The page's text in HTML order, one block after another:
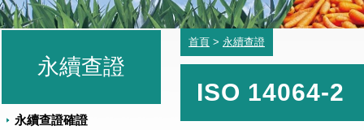
永續查證
永續查證確證
首頁 > 永續查證
ISO 14064-2